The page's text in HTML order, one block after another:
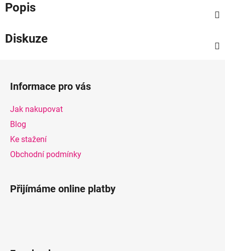
Popis
Diskuze
Informace pro vás
Jak nakupovat
Blog
Ke stažení
Obchodní podmínky
Přijímáme online platby